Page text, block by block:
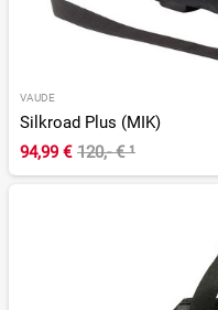
VAUDE
Silkroad Plus (MIK)
94,99 € 120,- €¹